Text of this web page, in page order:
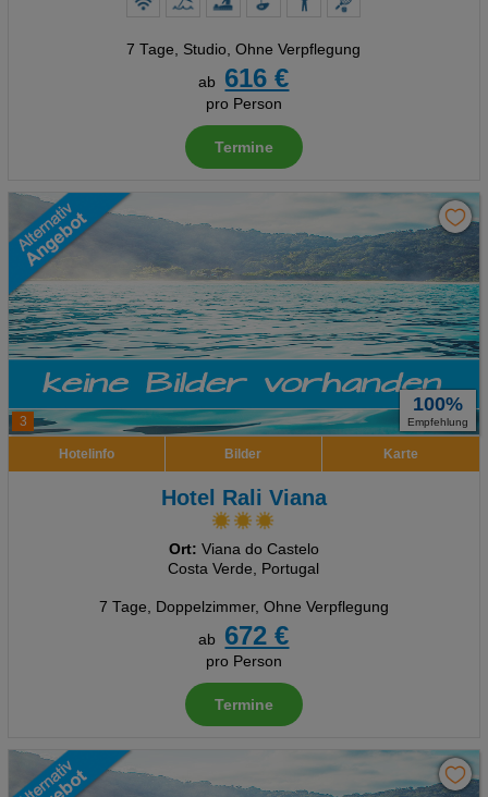
7 Tage, Studio, Ohne Verpflegung
ab
616 €
pro Person
Termine
3
100%
Empfehlung
Hotelinfo Bilder Karte
Hotel Rali Viana
Ort: Viana do Castelo
Costa Verde, Portugal
7 Tage, Doppelzimmer, Ohne Verpflegung
ab
672 €
pro Person
Termine